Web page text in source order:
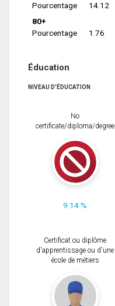
Pourcentage
14.12
80+
Pourcentage
1.76
Éducation
NIVEAU D'ÉDUCATION
No
certificate/diploma/degree
9.14 %
Certificat ou diplôme
d'apprentissage ou d'une
école de métiers